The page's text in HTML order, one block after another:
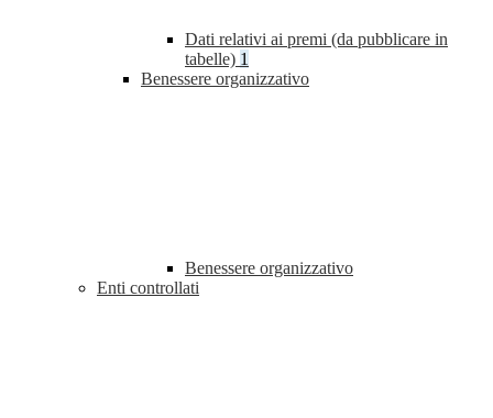
Dati relativi ai premi (da pubblicare in
tabelle) 1
Benessere organizzativo
Benessere organizzativo
Enti controllati